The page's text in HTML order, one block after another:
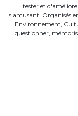
tester et
s'amusant. Organisés
Environnement,
questionner,